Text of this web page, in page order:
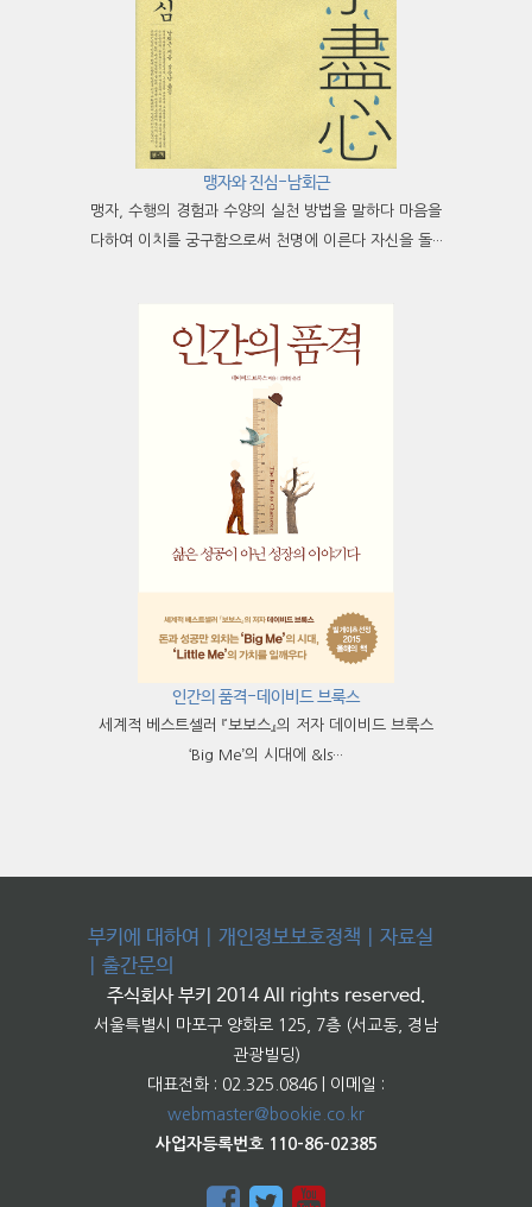
맹자와 진심-남회근
맹자, 수행의 경험과 수양의 실천 방법을 말하다 마음을
다하여 이치를 궁구함으로써 천명에 이른다 자신을 돌···
인간의 품격-데이비드 브룩스
세계적 베스트셀러 『보보스』의 저자 데이비드 브룩스
‘Big Me’의 시대에 &ls···
부키에 대하여 개인정보보호정책
자료실
출간문의
주식회사 부키 2014 All rights reserved.
서울특별시 마포구 양화로 125, 7층 (서교동, 경남
관광빌딩)
대표전화 : 02.325.0846 | 이메일 :
webmaster@bookie.co.kr
사업자등록번호 110-86-02385